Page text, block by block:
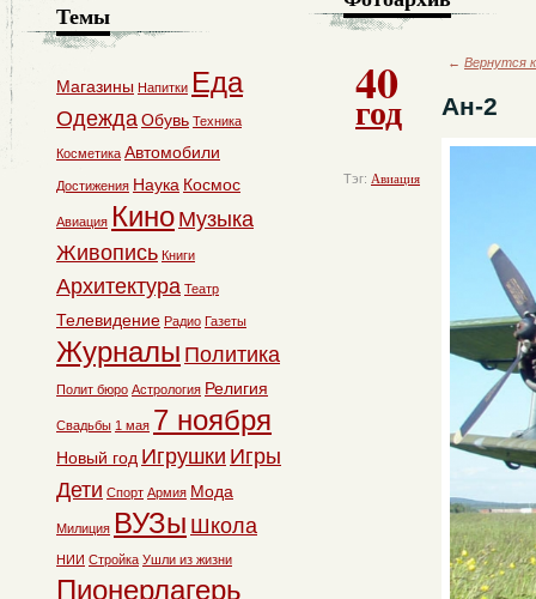
40
год
Тэг: Авиация
← Вернутся
Ан-2
Темы
Магазины Напитки Еда
ОдеждаОбувь Техника
Косметика Автомобили
Достижения Наука Космос
Авиация Кино Музыка
Живопись Книги
Архитектура Театр
Телевидение Радио Газеты
Журналы Политика
Полит бюро Астрология Религия
Свадьбы 1 мая 7 ноября
Новый год Игрушки Игры
Дети Спорт Армия Мода
Милиция ВУЗы Школа
НИИ Стройка Ушли из жизни
Пионерлагерь